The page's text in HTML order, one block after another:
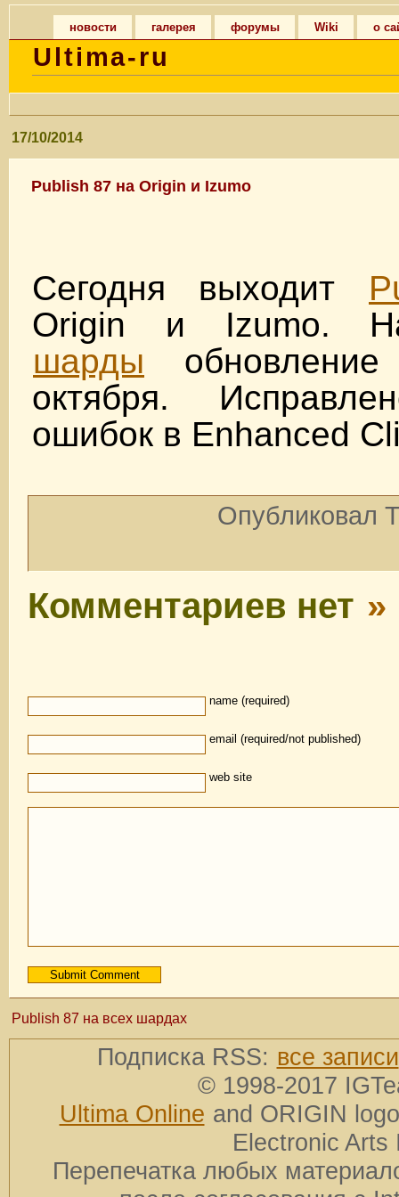
новости галерея форумы Wiki о
Ultima-ru
17/10/2014
Publish 87 на Origin и Izumo
Сегодня выходит
Origin и Izumo.
шарды
октября.
ошибок в Enhanced
Опубликовал
Комментариев нет »
name (required)
email (required/not published)
web site
Publish 87 на всех шардах
Подписка RSS: все записи
© 1998-2017
Ultima Online and ORIGIN
Electronic Arts
Перепечатка любых